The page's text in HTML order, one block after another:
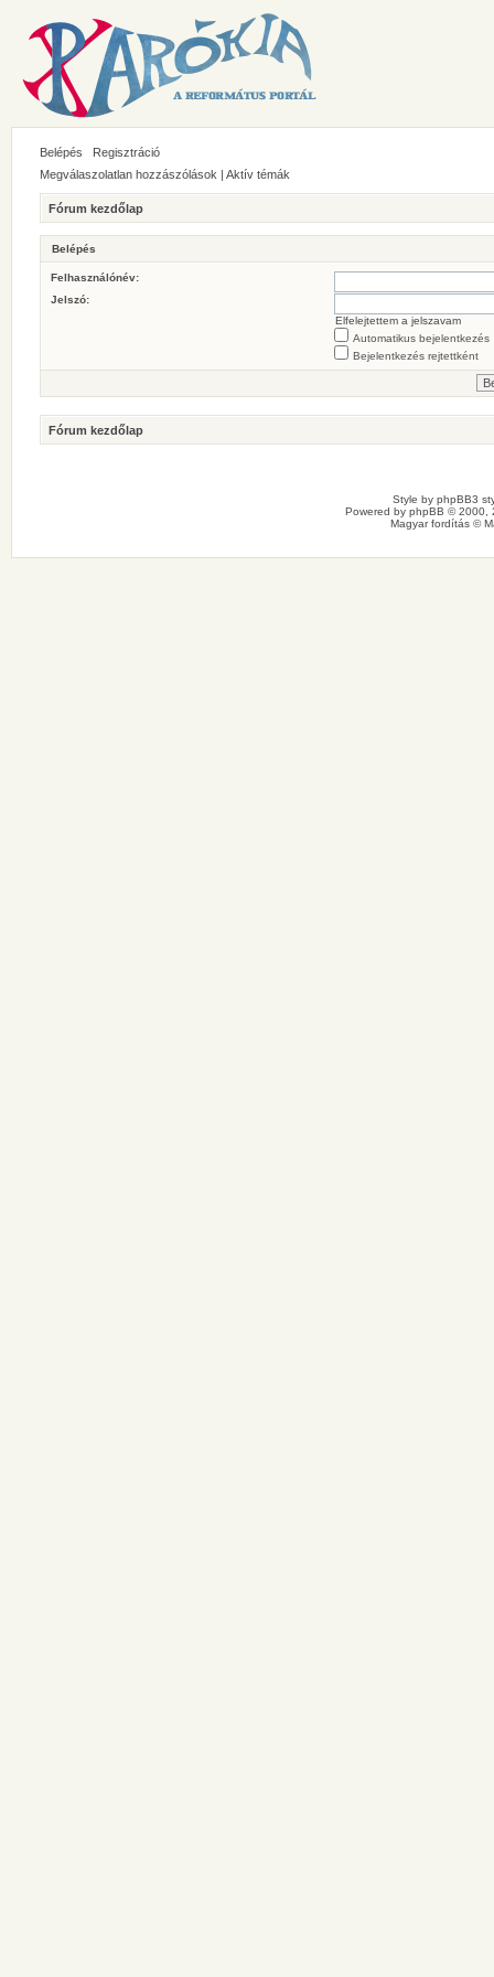
Belépés
Regisztráció
Megválaszolatlan hozzászólások | Aktív témák
Fórum kezdőlap
Belépés
Felhasználónév:
Jelszó:
Elfelejtettem a jelszavam
Automatikus bejelentkezés
Bejelentkezés rejtettként
Fórum kezdőlap
Style by phpBB3
Powered by phpBB © 2000,
Magyar fordítás ©